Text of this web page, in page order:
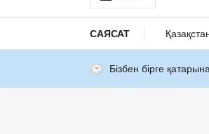
САЯСАТ
Бізбен бірге